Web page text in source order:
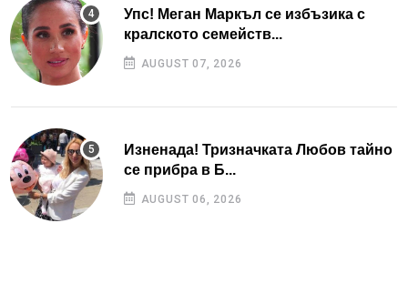
Упс! Меган Маркъл се избъзика с
кралското семейств...
AUGUST 07, 2026
Изненада! Тризначката Любов тайно
се прибра в Б...
AUGUST 06, 2026